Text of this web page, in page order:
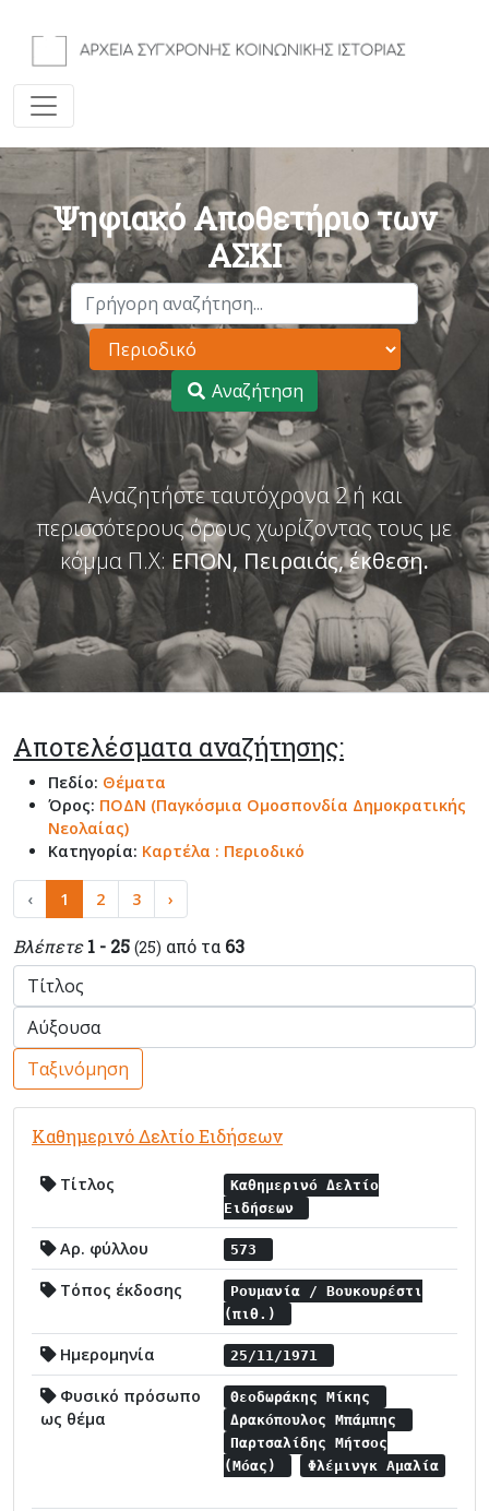
Ψηφιακό Αποθετήριο των
ΑΣΚΙ
Αναζήτηση
Αναζητήστε ταυτόχρονα 2 ή και
περισσότερους όρους χωρίζοντας τους με
κόμμα Π.Χ: ΕΠΟΝ, Πειραιάς, έκθεση.
Αποτελέσματα αναζήτησης:
Πεδίο: Θέματα
Όρος: ΠΟΔΝ (Παγκόσμια Ομοσπονδία Δημοκρατικής
Νεολαίας)
Κατηγορία: Καρτέλα : Περιοδικό
‹ 1 2 3 ›
Βλέπετε 1 - 25 (25) από τα 63
Ταξινόμηση
Καθημερινό Δελτίο Ειδήσεων
Τίτλος
Καθημερινό Δελτίο
Ειδήσεων
Αρ. φύλλου 573
Τόπος έκδοσης
Ρουμανία / Βουκουρέστι
(πιθ.)
Ημερομηνία 25/11/1971
Φυσικό πρόσωπο
ως θέμα
Θεοδωράκης Μίκης
Δρακόπουλος Μπάμπης
Παρτσαλίδης Μήτσος
(Μόας)
Φλέμινγκ Αμαλία